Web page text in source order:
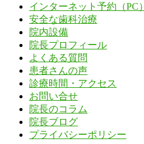
インターネット予約（PC）
安全な歯科治療
院内設備
院長プロフィール
よくある質問
患者さんの声
診療時間・アクセス
お問い合せ
院長のコラム
院長ブログ
プライバシーポリシー